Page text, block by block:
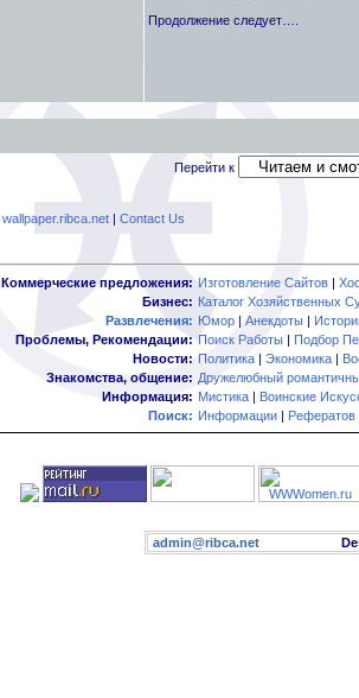
Продолжение следует….
Перейти к
wallpaper.ribca.net| Contact Us
Коммерческие предложения: Изготовление Сайтов |
Бизнес: Каталог Хозяйственных
Развлечения: Юмор | Анекдоты |
Проблемы, Рекомендации: Поиск Работы | Подбор
Новости: Политика | Экономика |
Знакомства, общение: Дружелюбный
Информация: Мистика | Воинские
Поиск: Информации | Рефератов
admin@ribca.net